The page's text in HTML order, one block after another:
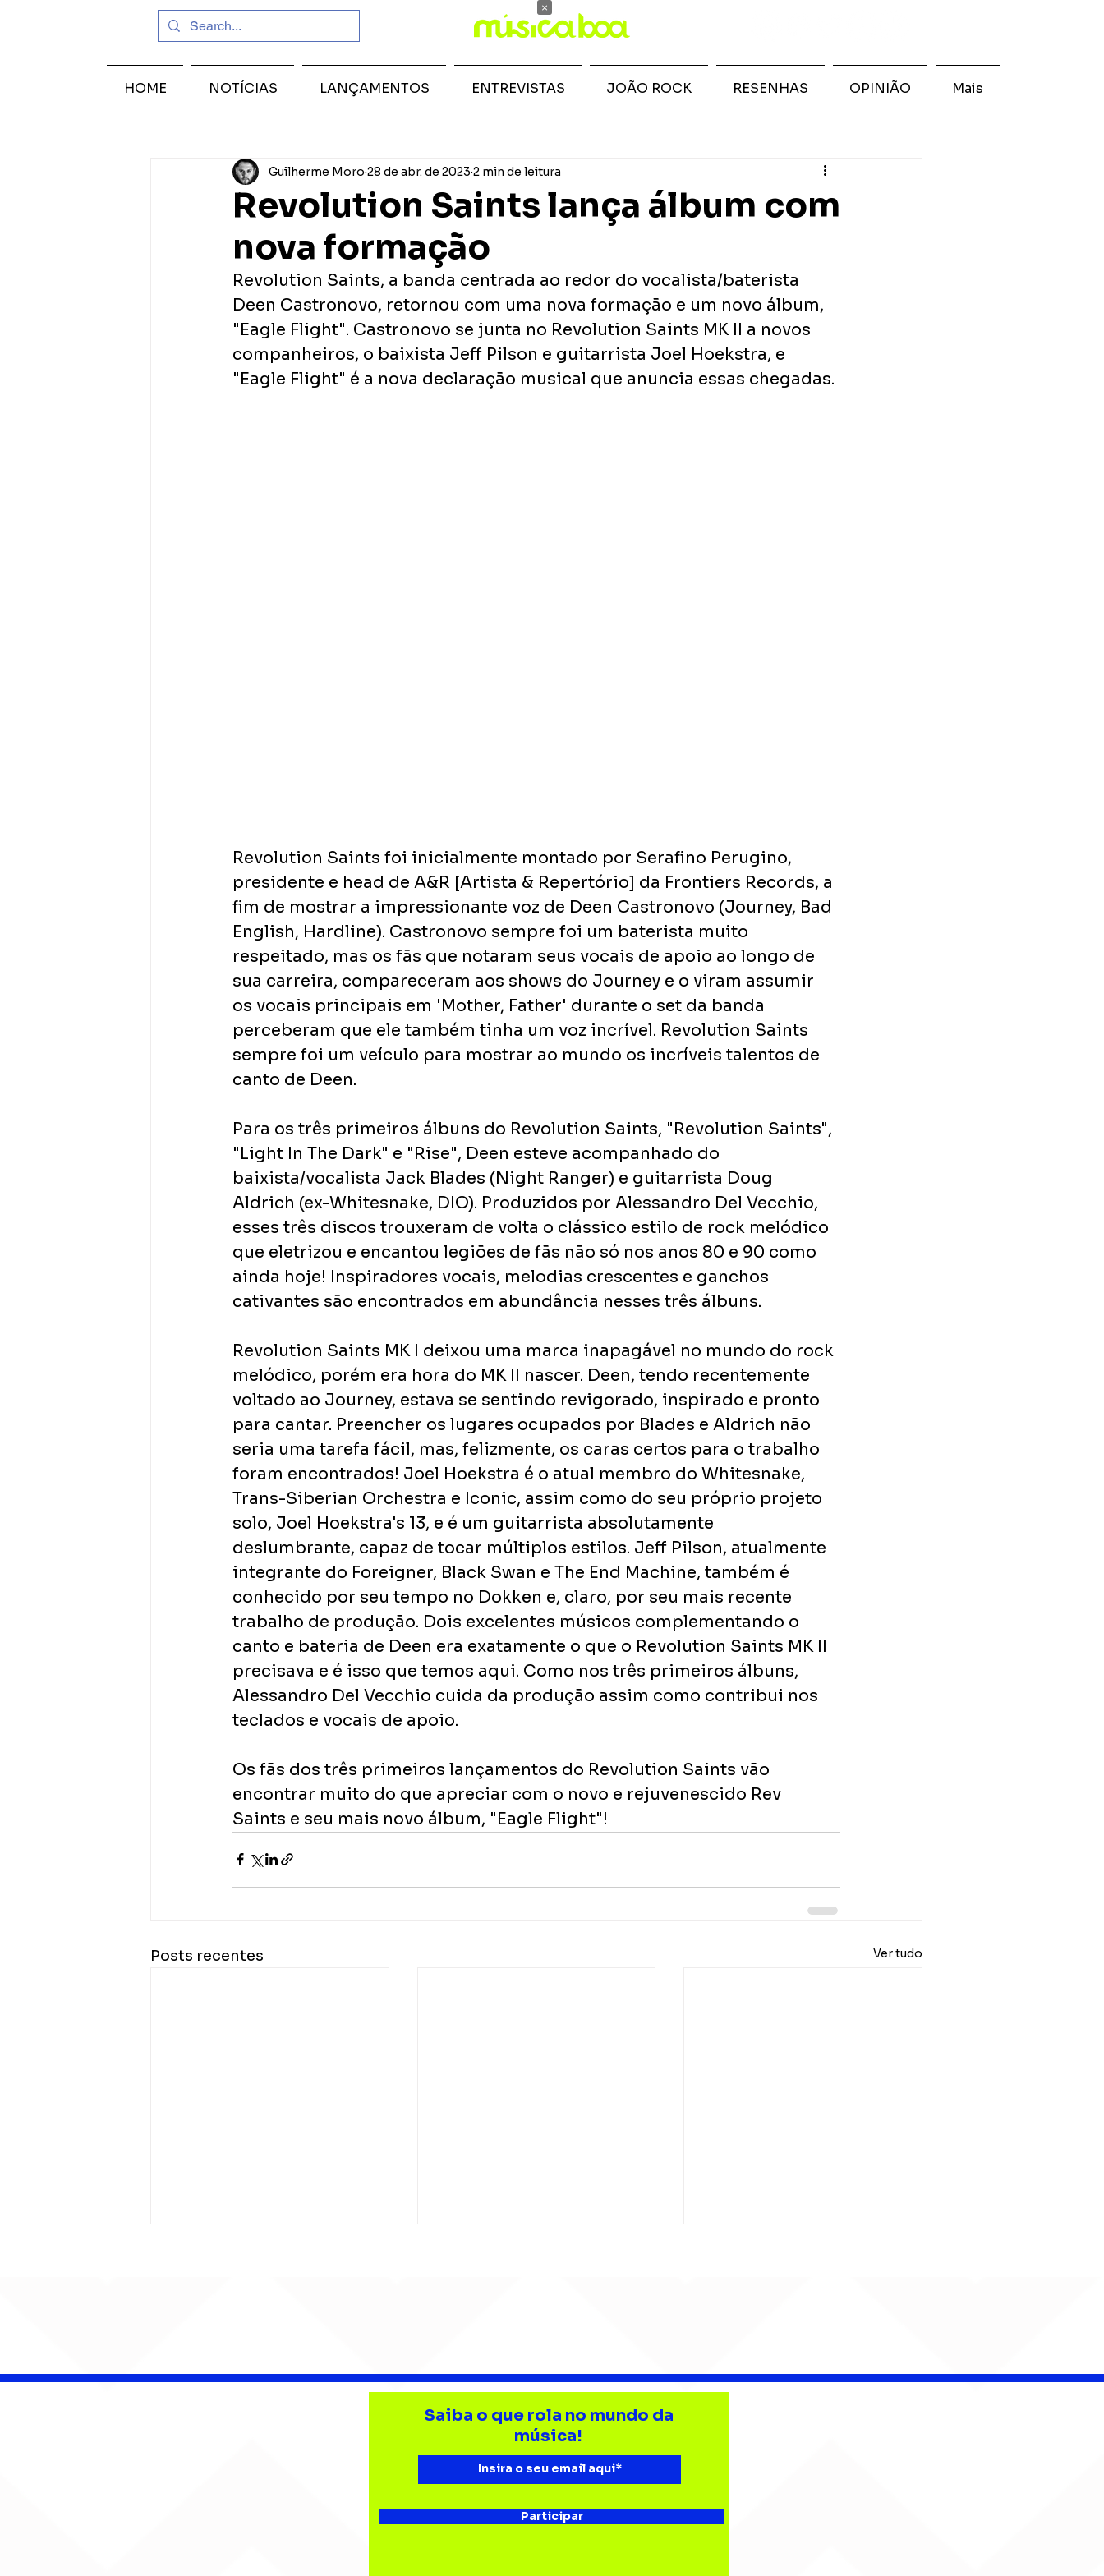
Revolution Saints lança álbum com
nova formação
Guilherme Moro 28 de abr. de 2023 2 min de leitura
Revolution Saints, a banda centrada ao redor do vocalista/baterista
Deen Castronovo, retornou com uma nova formação e um novo álbum,
"Eagle Flight". Castronovo se junta no Revolution Saints MK II a novos
companheiros, o baixista Jeff Pilson e guitarrista Joel Hoekstra, e
"Eagle Flight" é a nova declaração musical que anuncia essas chegadas.
Revolution Saints foi inicialmente montado por Serafino Perugino,
presidente e head de A&R [Artista & Repertório] da Frontiers Records, a
fim de mostrar a impressionante voz de Deen Castronovo (Journey, Bad
English, Hardline). Castronovo sempre foi um baterista muito
respeitado, mas os fãs que notaram seus vocais de apoio ao longo de
sua carreira, compareceram aos shows do Journey e o viram assumir
os vocais principais em 'Mother, Father' durante o set da banda
perceberam que ele também tinha um voz incrível. Revolution Saints
sempre foi um veículo para mostrar ao mundo os incríveis talentos de
canto de Deen.
Para os três primeiros álbuns do Revolution Saints, "Revolution Saints",
"Light In The Dark" e "Rise", Deen esteve acompanhado do
baixista/vocalista Jack Blades (Night Ranger) e guitarrista Doug
Aldrich (ex-Whitesnake, DIO). Produzidos por Alessandro Del Vecchio,
esses três discos trouxeram de volta o clássico estilo de rock melódico
que eletrizou e encantou legiões de fãs não só nos anos 80 e 90 como
ainda hoje! Inspiradores vocais, melodias crescentes e ganchos
cativantes são encontrados em abundância nesses três álbuns.
Revolution Saints MK I deixou uma marca inapagável no mundo do rock
melódico, porém era hora do MK II nascer. Deen, tendo recentemente
voltado ao Journey, estava se sentindo revigorado, inspirado e pronto
para cantar. Preencher os lugares ocupados por Blades e Aldrich não
seria uma tarefa fácil, mas, felizmente, os caras certos para o trabalho
foram encontrados! Joel Hoekstra é o atual membro do Whitesnake,
Trans-Siberian Orchestra e Iconic, assim como do seu próprio projeto
solo, Joel Hoekstra's 13, e é um guitarrista absolutamente
deslumbrante, capaz de tocar múltiplos estilos. Jeff Pilson, atualmente
integrante do Foreigner, Black Swan e The End Machine, também é
conhecido por seu tempo no Dokken e, claro, por seu mais recente
trabalho de produção. Dois excelentes músicos complementando o
canto e bateria de Deen era exatamente o que o Revolution Saints MK II
precisava e é isso que temos aqui. Como nos três primeiros álbuns,
Alessandro Del Vecchio cuida da produção assim como contribui nos
teclados e vocais de apoio.
Os fãs dos três primeiros lançamentos do Revolution Saints vão
encontrar muito do que apreciar com o novo e rejuvenescido Rev
Saints e seu mais novo álbum, "Eagle Flight"!
Posts recentes Ver tudo
CHAMELEO acerta as
Barão Vermelho reúne
formação original em
show em Ribeirão Preto
Bebé Pacheco e Ubandu
HOME NOTÍCIAS LANÇAMENTOS ENTREVISTAS JOÃO ROCK RESENHAS OPINIÃO Mais
Saiba o que rola no mundo da
música!
Participar
×